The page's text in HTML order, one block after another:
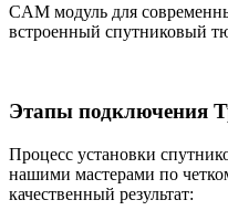
CAM модуль для
встроенный спутниковый
Этапы подключения
Процесс установки
нашими мастерами по
качественный результат: